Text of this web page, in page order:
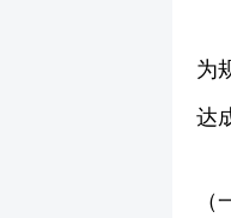
为
达